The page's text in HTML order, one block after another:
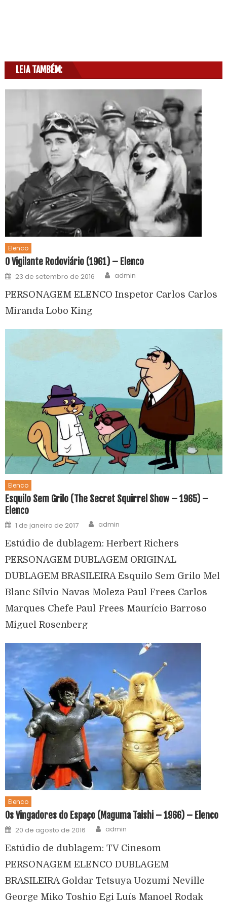
LEIA TAMBÉM:
Elenco
O Vigilante Rodoviário (1961) – Elenco
23 de setembro de 2016 admin
PERSONAGEM ELENCO Inspetor Carlos Carlos
Miranda Lobo King
Elenco
Esquilo Sem Grilo (The Secret Squirrel Show – 1965) –
Elenco
1 de janeiro de 2017 admin
Estúdio de dublagem: Herbert Richers
PERSONAGEM DUBLAGEM ORIGINAL
DUBLAGEM BRASILEIRA Esquilo Sem Grilo Mel
Blanc Sílvio Navas Moleza Paul Frees Carlos
Marques Chefe Paul Frees Maurício Barroso
Miguel Rosenberg
Elenco
Os Vingadores do Espaço (Maguma Taishi – 1966) – Elenco
20 de agosto de 2016 admin
Estúdio de dublagem: TV Cinesom
PERSONAGEM ELENCO DUBLAGEM
BRASILEIRA Goldar Tetsuya Uozumi Neville
George Miko Toshio Egi Luís Manoel Rodak